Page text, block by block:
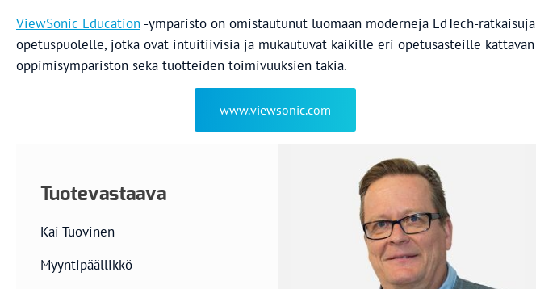
ViewSonic Education -ympäristö on omistautunut luomaan moderneja EdTech-ratkaisuja
opetuspuolelle, jotka ovat intuitiivisia ja mukautuvat kaikille eri opetusasteille kattavan
oppimisympäristön sekä tuotteiden toimivuuksien takia.
www.viewsonic.com
Tuotevastaava
Kai Tuovinen
Myyntipäällikkö